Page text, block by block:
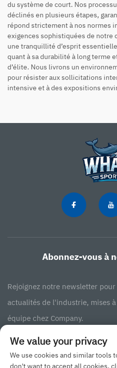
du système de court. Nos
déclinés en plusieurs étapes,
répond strictement à nos normes
exigences sophistiquées de
une tranquillité d’esprit
quant à sa durabilité à long terme
d’élite. Nous livrons un
pour résister aux sollicitations
intensive et à des expositions
Abonnez-vous à
Rejoignez notre newsletter
actualités de l'industrie, mises
équipe chez Company.
We value your privacy
We use cookies and similar tools
don't want to accept all cookies,